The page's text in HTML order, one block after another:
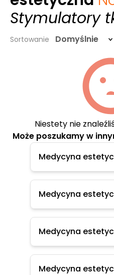
Stymulatory
Sortowanie Domyślnie
Niestety nie
Może poszukamy w
Medycyna
Medycyna
Medycyna
Medycyna